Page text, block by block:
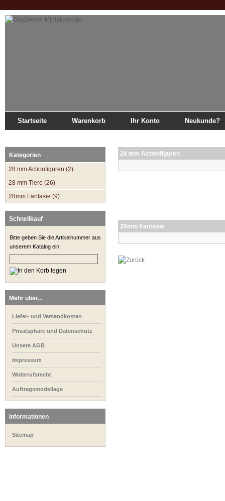
Startseite Warenkorb Ihr Konto Neukunde?
Kategorien
28 mm Actionfiguren (2)
28 mm Tiere (26)
28mm Fantasie (9)
Schnellkauf
Bitte geben Sie die Artikelnummer aus
unserem Katalog ein.
Mehr über...
Liefer- und Versandkosten
Privatsphäre und Datenschutz
Unsere AGB
Impressum
Widerrufsrecht
Auftragsmodellage
Informationen
Sitemap
28 mm Actionfiguren
28mm Fantasie